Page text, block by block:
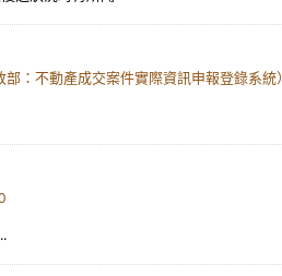
：不動產成交案件實際資訊申報登錄系統）